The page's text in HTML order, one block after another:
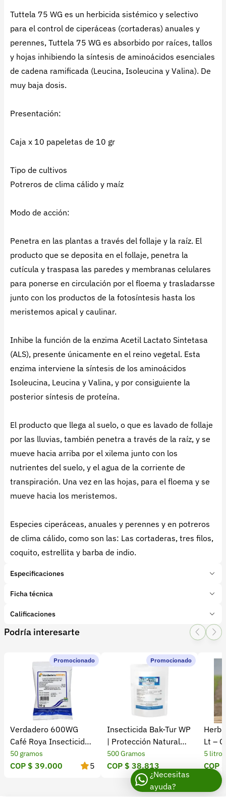
Tuttela 75 WG es un herbicida sistémico y selectivo
para el control de ciperáceas (cortaderas) anuales y
perennes, Tuttela 75 WG es absorbido por raíces, tallos
y hojas inhibiendo la síntesis de aminoácidos esenciales
de cadena ramificada (Leucina, Isoleucina y Valina). De
muy baja dosis.
Presentación:
Caja x 10 papeletas de 10 gr
Tipo de cultivos
Potreros de clima cálido y maíz
Modo de acción:
Penetra en las plantas a través del follaje y la raíz. El
producto que se deposita en el follaje, penetra la
cutícula y traspasa las paredes y membranas celulares
para ponerse en circulación por el floema y trasladarsse
junto con los productos de la fotosíntesis hasta los
meristemos apical y caulinar.
Inhibe la función de la enzima Acetil Lactato Sintetasa
(ALS), presente únicamente en el reino vegetal. Esta
enzima interviene la síntesis de los aminoácidos
Isoleucina, Leucina y Valina, y por consiguiente la
posterior síntesis de proteína.
El producto que llega al suelo, o que es lavado de follaje
por las lluvias, también penetra a través de la raíz, y se
mueve hacia arriba por el xilema junto con los
nutrientes del suelo, y el agua de la corriente de
transpiración. Una vez en las hojas, para el floema y se
mueve hacia los meristemos.
Especies ciperáceas, anuales y perennes y en potreros
de clima cálido, como son las: Las cortaderas, tres filos,
coquito, estrellita y barba de indio.
Especificaciones
Marca: Sodiak
Tipo de producto:
Subcategoría:Herbicidas
Ingredientes Activos:
Maleza que ataca:
Ficha técnica
Calificaciones
1 Star
2 Star
3 Star4 Star
0 calificaciones
5 Estrellas
4 Estrellas
0 %
3 Estrellas
2 Estrellas
1 Estrellas
Podría interesarte
Promocionado
Verdadero 600WG
Café Roya Insecticida
Fungicida ICA
50 gramos
COP $ 39.000 5
Promocionado
Insecticida Bak-Tur WP
| Protección Natural
contra Insectos
500 Gramos
COP $ 38.813
Lt –
Eficaz
5 litros
COP
¿Necesitas
ayuda?